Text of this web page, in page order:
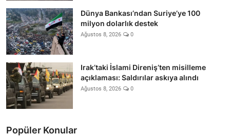
Dünya Bankası’ndan Suriye’ye 100
milyon dolarlık destek
Ağustos 8, 2026 0
Irak’taki İslami Direniş’ten misilleme
açıklaması: Saldırılar askıya alındı
Ağustos 8, 2026 0
Popüler Konular